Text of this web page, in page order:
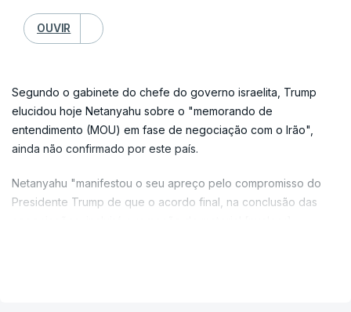
OUVIR
Segundo o gabinete do chefe do governo israelita, Trump
elucidou hoje Netanyahu sobre o "memorando de
entendimento (MOU) em fase de negociação com o Irão",
ainda não confirmado por este país.
Netanyahu "manifestou o seu apreço pelo compromisso do
Presidente Trump de que o acordo final, na conclusão das